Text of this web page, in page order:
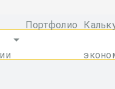
Портфолио